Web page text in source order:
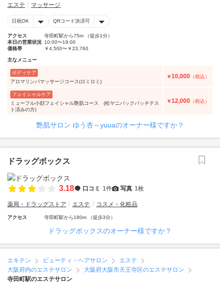
エステ マッサージ
日祝OK QRコード決済可
アクセス
寺田町駅から75m （徒歩1分）
本日の営業状況 10:00〜19:00
価格帯
￥4,500〜￥23,760
主なメニュー
ボディケア
アロマリンパマッサージコース(ロミロミ)
￥10,000 （税込）
フェイシャルケア
ミューフル小顔フェイシャル艶肌コース (松ヤニパックパッチテス
ト済みの方)
￥12,000 （税込）
艶肌サロン ゆう杏～yuuaのオーナー様ですか？
ドラッグボックス
3.18 口コミ 1件 写真 1枚
薬局・ドラッグストア エステ コスメ・化粧品
アクセス 寺田町駅から180m （徒歩3分）
ドラッグボックスのオーナー様ですか？
エキテン ビューティ・ヘアサロン
エステ
大阪府内のエステサロン
大阪府大阪市天王寺区のエステサロン
寺田町駅のエステサロン